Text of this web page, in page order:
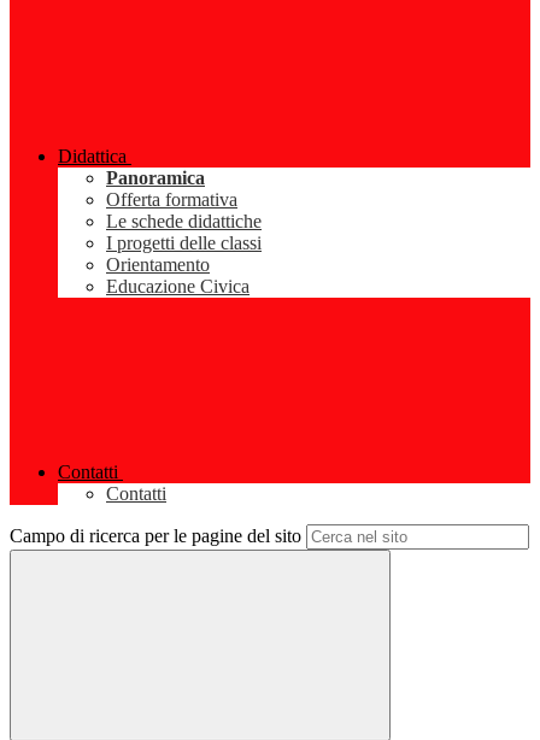
Didattica
Panoramica
Offerta formativa
Le schede didattiche
I progetti delle classi
Orientamento
Educazione Civica
Contatti
Contatti
Campo di ricerca per le pagine del sito